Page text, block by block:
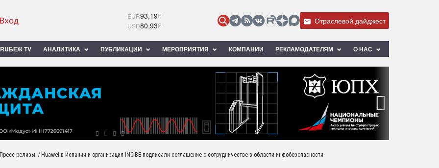
EUR93,19₽
USD80,93₽ Отраслевой дайджест
TV АНАЛИТИКА ПУБЛИКАЦИИ МЕРОПРИЯТИЯ КОМПАНИИ РЕКЛАМОДАТЕЛЯМ О НАС
Пресс-релизы / Huawei в Испании и организация INCIBE подписали соглашение о сотрудничестве в области инфобезопасности